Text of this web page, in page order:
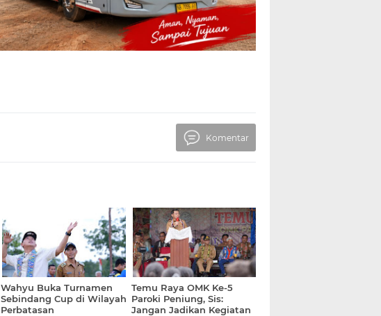
Komentar
Wahyu Buka Turnamen
Sebindang Cup di Wilayah
Perbatasan
Temu Raya OMK Ke-5
Paroki Peniung, Sis:
Jangan Jadikan Kegiatan